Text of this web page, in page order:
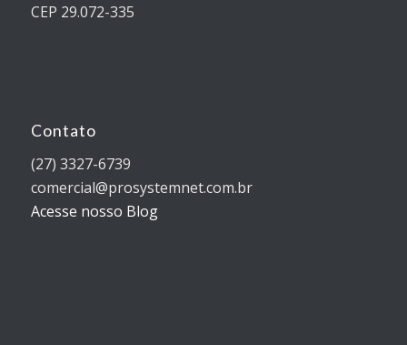
CEP 29.072-335
Contato
(27) 3327-6739
comercial@prosystemnet.com.br
Acesse nosso Blog